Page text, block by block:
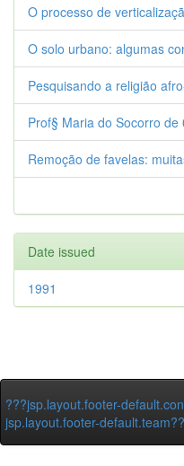
O processo de
O solo urbano: algumas
Pesquisando a religião
Prof§ Maria do Socorro de
Remoção de favelas:
Date issued
1991
???jsp.layout.footer-
jsp.layout.footer-